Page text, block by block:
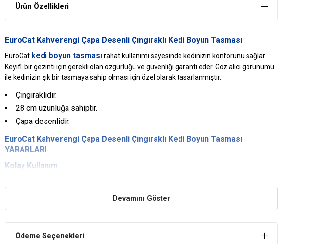
Ürün Özellikleri
EuroCat Kahverengi Çapa Desenli Çıngıraklı Kedi Boyun Tasması
EuroCat kedi boyun tasması rahat kullanımı sayesinde kedinizin konforunu sağlar.
Keyifli bir gezinti için gerekli olan özgürlüğü ve güvenliği garanti eder. Göz alıcı görünümü
ile kedinizin şık bir tasmaya sahip olması için özel olarak tasarlanmıştır.
Çıngıraklıdır.
28 cm uzunluğa sahiptir.
Çapa desenlidir.
EuroCat Kahverengi Çapa Desenli Çıngıraklı Kedi Boyun Tasması
YARARLARI
Kolay Kullanım
Kediniz Kaybolmasın
Rahat Tasarım
Devamını Göster
Ödeme Seçenekleri